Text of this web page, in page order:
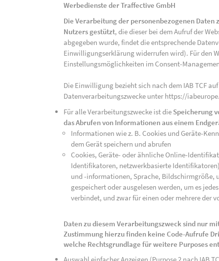
Werbedienste der Traffective GmbH
Die Verarbeitung der personenbezogenen
Nutzers gestützt, die dieser bei dem Aufruf der
abgegeben wurde, findet die entsprechende
Einwilligungserklärung widerrufen wird). Für den
Einstellungsmöglichkeiten im Consent-
Die Einwilligung bezieht sich nach dem IAB TCF
Datenverarbeitungszwecke unter https://
Für alle Verarbeitungszwecke ist die Speicherung
das Abrufen von Informationen aus einem
Informationen wie z. B. Cookies und Geräte-
dem Gerät speichern und abrufen
Cookies, Geräte- oder ähnliche Online-
Identifikatoren, netzwerkbasierte
und -informationen, Sprache, Bildschirmgröße,
gespeichert oder ausgelesen werden, um es
verbindet, und zwar für einen oder mehrere der
Daten zu diesem Verarbeitungszweck sind nur
Zustimmung hierzu finden keine Code-Aufrufe
welche Rechtsgrundlage für weitere Purposes